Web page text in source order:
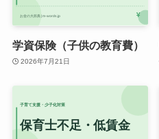
学資保険（子供の教育費）
2026年7月21日